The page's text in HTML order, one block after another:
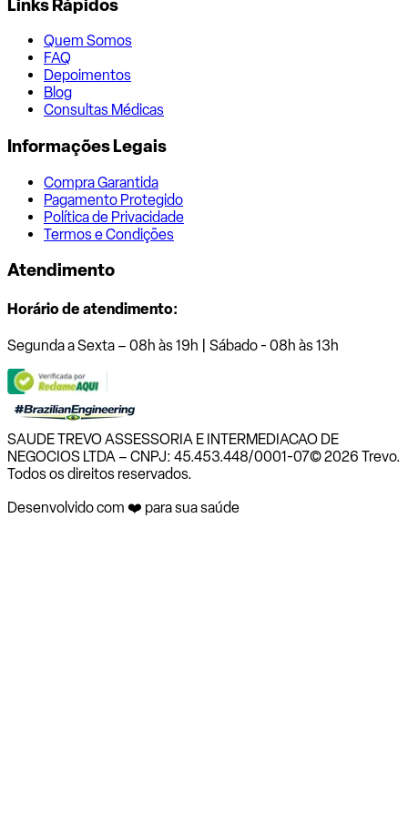
Links Rápidos
Quem Somos
FAQ
Depoimentos
Blog
Consultas Médicas
Informações Legais
Compra Garantida
Pagamento Protegido
Política de Privacidade
Termos e Condições
Atendimento
Horário de atendimento:
Segunda a Sexta – 08h às 19h | Sábado - 08h às 13h
SAUDE TREVO ASSESSORIA E INTERMEDIACAO DE
NEGOCIOS LTDA – CNPJ: 45.453.448/0001-07© 2026 Trevo.
Todos os direitos reservados.
Desenvolvido com ❤️ para sua saúde